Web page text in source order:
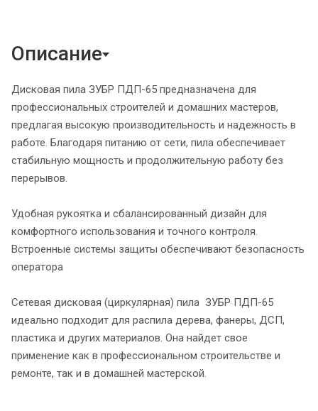
Описание
Дисковая пила ЗУБР ПДП-65 предназначена для
профессиональных строителей и домашних мастеров,
предлагая высокую производительность и надежность в
работе. Благодаря питанию от сети, пила обеспечивает
стабильную мощность и продолжительную работу без
перерывов.
Удобная рукоятка и сбалансированный дизайн для
комфортного использования и точного контроля.
Встроенные системы защиты обеспечивают безопасность
оператора
Сетевая дисковая (циркулярная) пила ЗУБР ПДП-65
идеально подходит для распила дерева, фанеры, ДСП,
пластика и других материалов. Она найдет свое
применение как в профессиональном строительстве и
ремонте, так и в домашней мастерской.